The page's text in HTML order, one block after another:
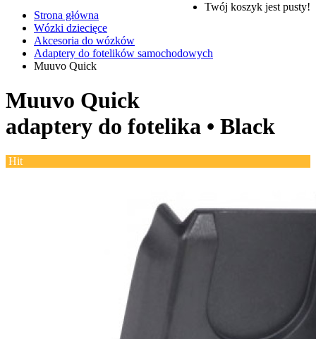
Twój koszyk jest pusty!
Strona główna
Wózki dziecięce
Akcesoria do wózków
Adaptery do fotelików samochodowych
Muuvo Quick
Muuvo Quick
adaptery do fotelika • Black
Hit